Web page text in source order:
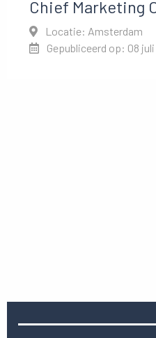
Chief Marketing
Locatie: Amsterdam
Gepubliceerd op: 08